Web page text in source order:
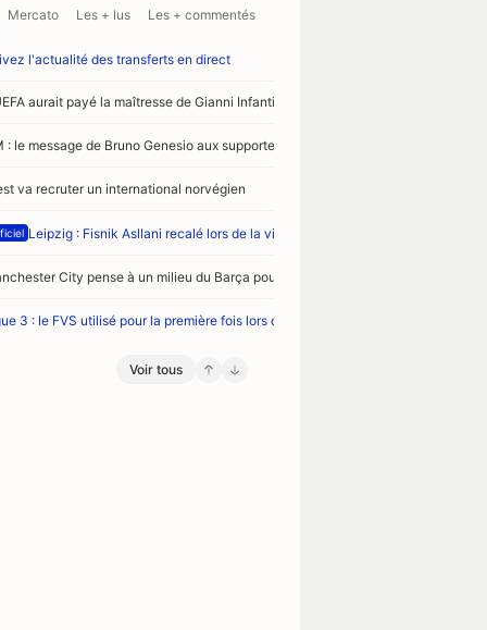
Mercato Les + lus Les + commentés
l'actualité des transferts en direct
aurait payé la maîtresse de Gianni Infantino
: le message de Bruno Genesio aux supporters
va recruter un international norvégien
Leipzig : Fisnik Asllani recalé lors de la visite médicale
City pense à un milieu du Barça pour l’après-Rodri
3 : le FVS utilisé pour la première fois lors d’Aubagne-Thionville
Voir tous